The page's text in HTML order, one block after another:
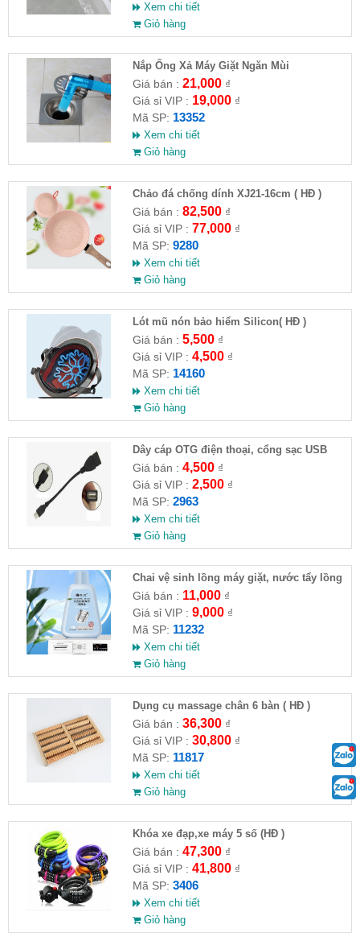
Xem chi tiết
Giỏ hàng
Nắp Ống Xả Máy Giặt Ngăn Mùi
Giá bán : 21,000₫
Giá sỉ VIP : 19,000₫
Mã SP: 13352
Xem chi tiết
Giỏ hàng
Chảo đá chống dính XJ21-16cm ( HĐ )
Giá bán : 82,500₫
Giá sỉ VIP : 77,000₫
Mã SP: 9280
Xem chi tiết
Giỏ hàng
Lót mũ nón bảo hiểm Silicon( HĐ )
Giá bán : 5,500₫
Giá sỉ VIP : 4,500₫
Mã SP: 14160
Xem chi tiết
Giỏ hàng
Dây cáp OTG điện thoại, cổng sạc USB
Giá bán : 4,500₫
Giá sỉ VIP : 2,500₫
Mã SP: 2963
Xem chi tiết
Giỏ hàng
Chai vệ sinh lồng máy giặt, nước tẩy lồng
máy giặt CLEANING FLUID
Giá bán : 11,000₫
Giá sỉ VIP : 9,000₫
Mã SP: 11232
Xem chi tiết
Giỏ hàng
Dụng cụ massage chân 6 bàn ( HĐ )
Giá bán : 36,300₫
Giá sỉ VIP : 30,800₫
Mã SP: 11817
Xem chi tiết
Giỏ hàng
Khóa xe đạp,xe máy 5 số (HĐ )
Giá bán : 47,300₫
Giá sỉ VIP : 41,800₫
Mã SP: 3406
Xem chi tiết
Giỏ hàng